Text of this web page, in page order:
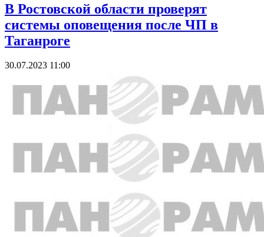
В Ростовской области проверят
системы оповещения после ЧП в
Таганроге
30.07.2023 11:00